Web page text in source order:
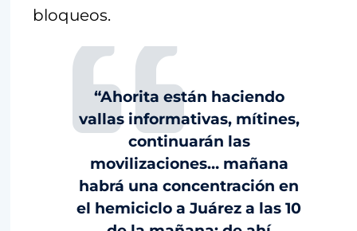
bloqueos.
“Ahorita están haciendo
vallas informativas, mítines,
continuarán las
movilizaciones… mañana
habrá una concentración en
el hemiciclo a Juárez a las 10